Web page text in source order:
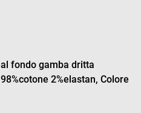
fondo gamba dritta
2%elastan, Colore